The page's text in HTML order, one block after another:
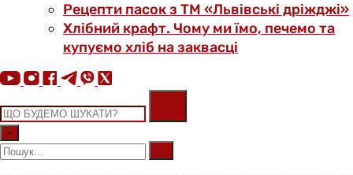
Рецепти пасок з ТМ «Львівські дріжджі»
Хлібний крафт. Чому ми їмо, печемо та
купуємо хліб на заквасці
×